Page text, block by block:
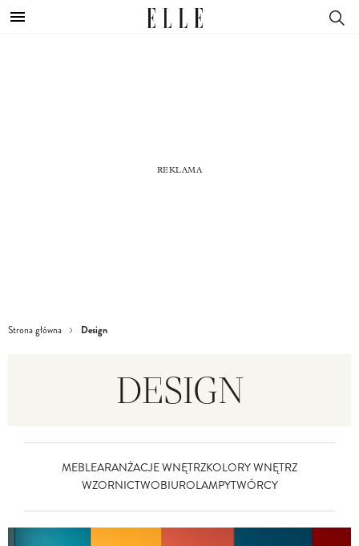
Strona główna Design
DESIGN
MEBLEARANŻACJE WNĘTRZKOLORY WNĘTRZ
WZORNICTWOBIUROLAMPYTWÓRCY